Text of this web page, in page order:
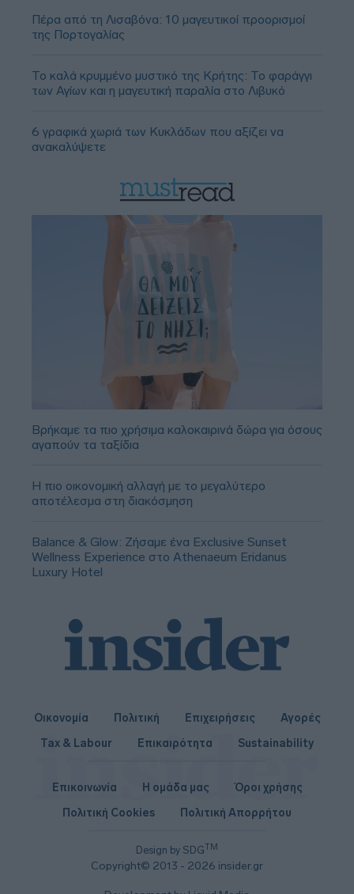
Πέρα από τη Λισαβόνα: 10 μαγευτικοί προορισμοί
της Πορτογαλίας
Το καλά κρυμμένο μυστικό της Κρήτης: Το φαράγγι
των Αγίων και η μαγευτική παραλία στο Λιβυκό
6 γραφικά χωριά των Κυκλάδων που αξίζει να
ανακαλύψετε
Βρήκαμε τα πιο χρήσιμα καλοκαιρινά δώρα για όσους
αγαπούν τα ταξίδια
Η πιο οικονομική αλλαγή με το μεγαλύτερο
αποτέλεσμα στη διακόσμηση
Balance & Glow: Ζήσαμε ένα Exclusive Sunset
Wellness Experience στο Athenaeum Eridanus
Luxury Hotel
Οικονομία Πολιτική Επιχειρήσεις
Αγορές
Tax & Labour
Επικαιρότητα Sustainability
Design by SDGTM
Copyright© 2013 - 2026 insider.gr
Επικοινωνία Η ομάδα μας
Όροι χρήσης
Πολιτική Cookies
Πολιτική Απορρήτου